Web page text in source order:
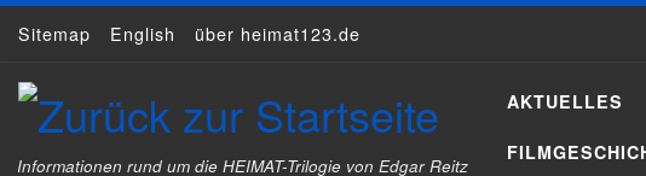
Zum Inhalt springen
Sitemap English über heimat123.de
Informationen rund um die HEIMAT-Trilogie von Edgar Reitz
AKTUELLES